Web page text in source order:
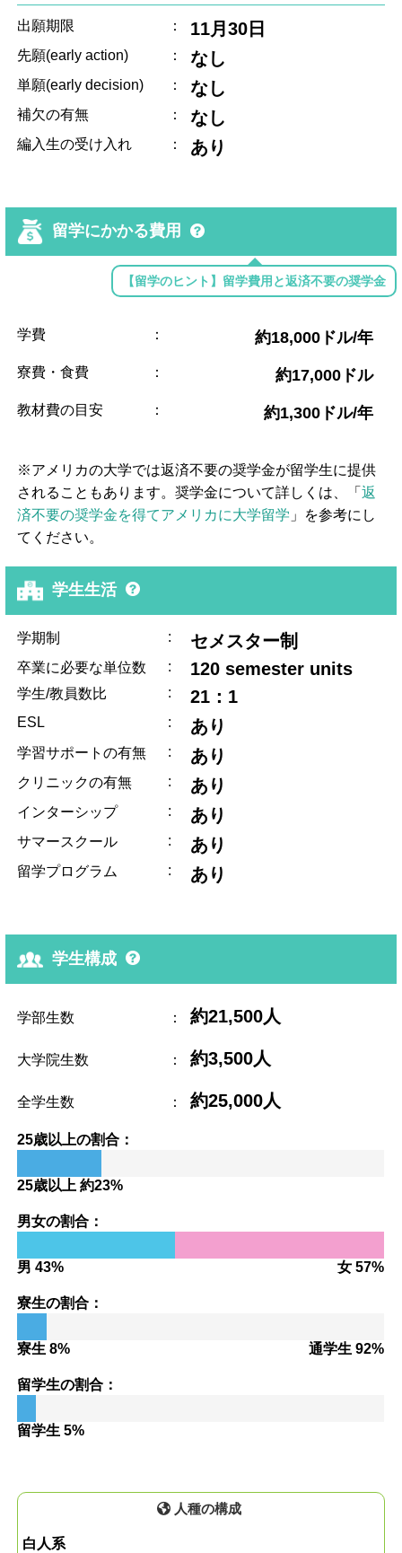
出願期限 ： 11月30日
先願(early action) ： なし
単願(early decision) ： なし
補欠の有無 ： なし
編入生の受け入れ ： あり
留学にかかる費用
【留学のヒント】留学費用と返済不要の奨学金
学費 ： 約18,000ドル/年
寮費・食費 ： 約17,000ドル
教材費の目安 ： 約1,300ドル/年
※アメリカの大学では返済不要の奨学金が留学生に提供
されることもあります。奨学金について詳しくは、「返
済不要の奨学金を得てアメリカに大学留学 」を参考にし
てください。
学生生活
学期制 : セメスター制
卒業に必要な単位数 : 120 semester units
学生/教員数比 : 21：1
ESL : あり
学習サポートの有無 : あり
クリニックの有無 : あり
インターシップ : あり
サマースクール : あり
留学プログラム : あり
学生構成
学部生数 ： 約21,500人
大学院生数 ： 約3,500人
全学生数 ： 約25,000人
25歳以上の割合：
25歳以上 約23%
男女の割合：
男 43% 女 57%
寮生の割合：
寮生 8% 通学生 92%
留学生の割合：
留学生 5%
人種の構成
白人系